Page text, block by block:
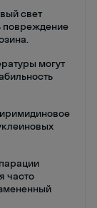
свет
повреждение
могут
часто